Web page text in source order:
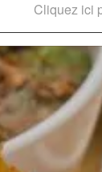
Cliquez ici